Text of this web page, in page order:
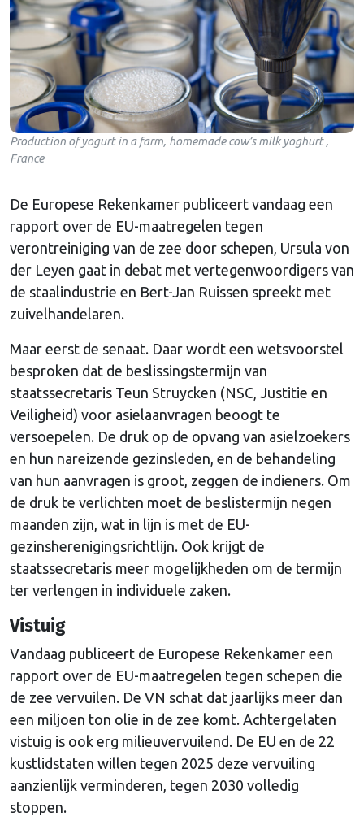
Production of yogurt in a farm, homemade cow’s milk yoghurt ,
France
De Europese Rekenkamer publiceert vandaag een
rapport over de EU-maatregelen tegen
verontreiniging van de zee door schepen, Ursula von
der Leyen gaat in debat met vertegenwoordigers van
de staalindustrie en Bert-Jan Ruissen spreekt met
zuivelhandelaren.
Maar eerst de senaat. Daar wordt een wetsvoorstel
besproken dat de beslissingstermijn van
staatssecretaris Teun Struycken (NSC, Justitie en
Veiligheid) voor asielaanvragen beoogt te
versoepelen. De druk op de opvang van asielzoekers
en hun nareizende gezinsleden, en de behandeling
van hun aanvragen is groot, zeggen de indieners. Om
de druk te verlichten moet de beslistermijn negen
maanden zijn, wat in lijn is met de EU-
gezinsherenigingsrichtlijn. Ook krijgt de
staatssecretaris meer mogelijkheden om de termijn
ter verlengen in individuele zaken.
Vistuig
Vandaag publiceert de Europese Rekenkamer een
rapport over de EU-maatregelen tegen schepen die
de zee vervuilen. De VN schat dat jaarlijks meer dan
een miljoen ton olie in de zee komt. Achtergelaten
vistuig is ook erg milieuvervuilend. De EU en de 22
kustlidstaten willen tegen 2025 deze vervuiling
aanzienlijk verminderen, tegen 2030 volledig
stoppen.